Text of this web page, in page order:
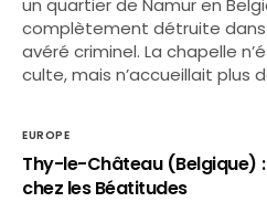
un quartier de Namur en
complètement détruite dans
avéré criminel. La chapelle
culte, mais n’accueillait plus
EUROPE
Thy-le-Château (Belgique)
chez les Béatitudes